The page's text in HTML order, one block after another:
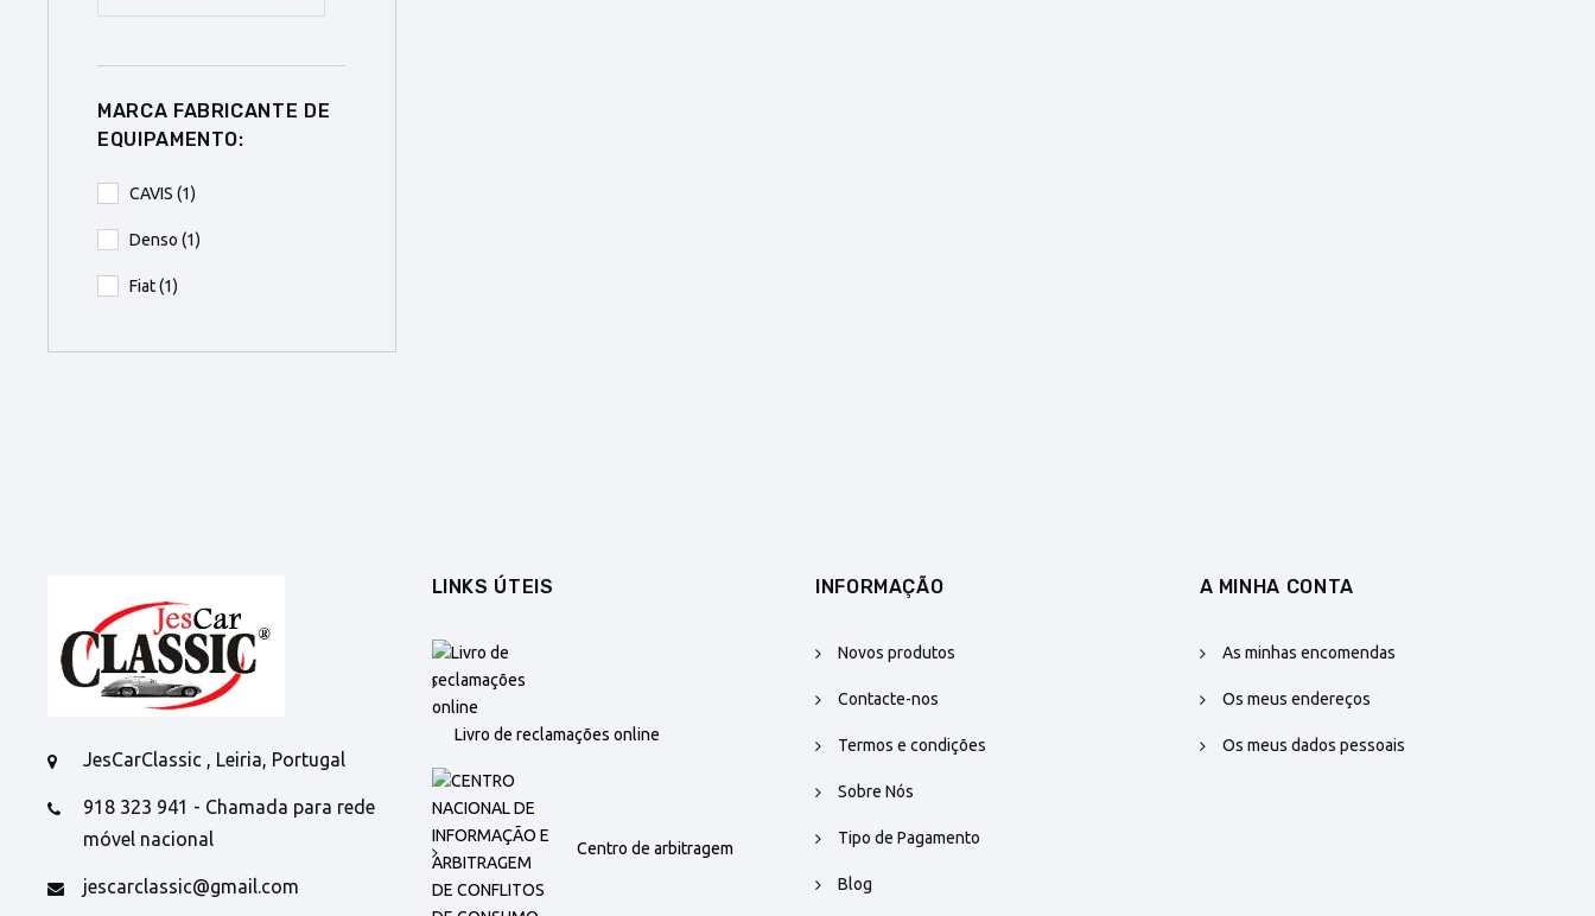
MARCA FABRICANTE DE
EQUIPAMENTO:
CAVIS (1)
Denso (1)
Fiat(1)
JesCarClassic , Leiria, Portugal
918 323 941 - Chamada para rede
móvel nacional
jescarclassic@gmail.com
LINKS ÚTEIS
Livro de reclamações online
Centro de arbitragem
INFORMAÇÃO
Novos produtos
Contacte-nos
Termos e condições
Sobre Nós
Tipo de Pagamento
Blog
A MINHA CONTA
As minhas encomendas
Os meus endereços
Os meus dados pessoais